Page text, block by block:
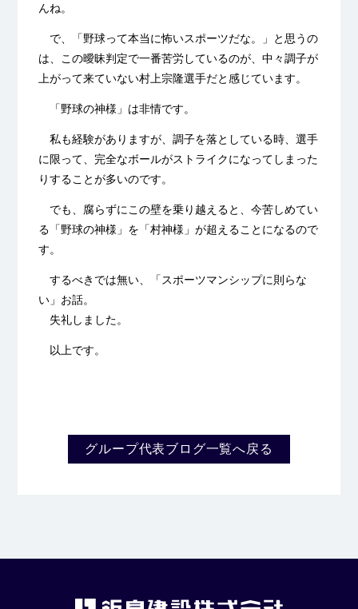
んね。
で、「野球って本当に怖いスポーツだな。」と思うの
は、この曖昧判定で一番苦労しているのが、中々調子が
上がって来ていない村上宗隆選手だと感じています。
「野球の神様」は非情です。
私も経験がありますが、調子を落としている時、選手
に限って、完全なボールがストライクになってしまった
りすることが多いのです。
でも、腐らずにこの壁を乗り越えると、今苦しめてい
る「野球の神様」を「村神様」が超えることになるので
す。
するべきでは無い、「スポーツマンシップに則らな
い」お話。
失礼しました。
以上です。
グループ代表ブログ一覧へ戻る